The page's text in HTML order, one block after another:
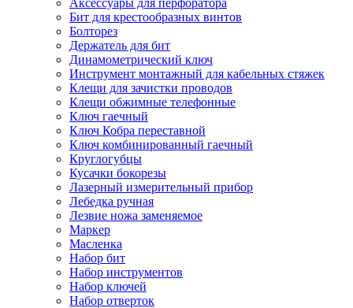
Аксессуары для перфоратора
Бит для крестообразных винтов
Болторез
Держатель для бит
Динамометрический ключ
Инструмент монтажный для кабельных стяжек
Клещи для зачистки проводов
Клещи обжимные телефонные
Ключ гаечный
Ключ Кобра переставной
Ключ комбинированный гаечный
Круглогубцы
Кусачки бокорезы
Лазерный измерительный прибор
Лебедка ручная
Лезвие ножа заменяемое
Маркер
Масленка
Набор бит
Набор инструментов
Набор ключей
Набор отверток